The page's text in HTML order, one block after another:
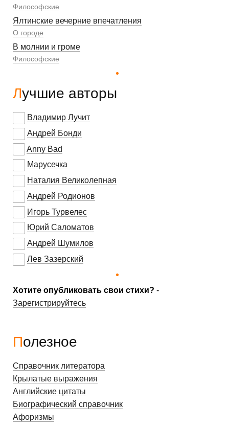
Философские
Ялтинские вечерние впечатления
О городе
В молнии и громе
Философские
Лучшие авторы
Владимир Лучит
Андрей Бонди
Anny Bad
Марусечка
Наталия Великолепная
Андрей Родионов
Игорь Турвелес
Юрий Саломатов
Андрей Шумилов
Лев Зазерский
Хотите опубликовать свои стихи? -
Зарегистрируйтесь
Полезное
Справочник литератора
Крылатые выражения
Английские цитаты
Биографический справочник
Афоризмы